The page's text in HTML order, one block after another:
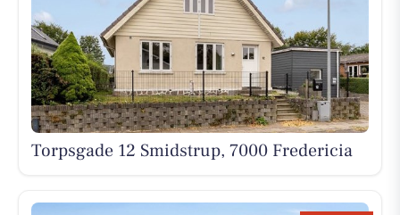
Torpsgade 12 Smidstrup, 7000 Fredericia